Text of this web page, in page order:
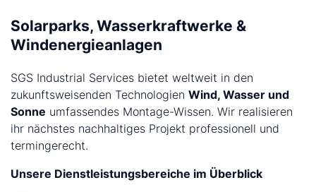
Solarparks, Wasserkraftwerke &
Windenergieanlagen
SGS Industrial Services bietet weltweit in den
zukunftsweisenden TechnologienWind, Wasser und
Sonne umfassendes Montage-Wissen. Wir realisieren
ihr nächstes nachhaltiges Projekt professionell und
termingerecht.
Unsere Dienstleistungsbereiche im Überblick